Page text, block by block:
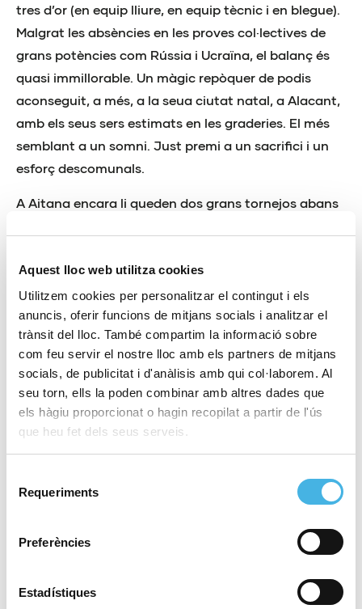
Aquest lloc web utilitza cookies
Utilitzem cookies per personalitzar el contingut i els
anuncis, oferir funcions de mitjans socials i analitzar el
trànsit del lloc. També compartim la informació sobre
com feu servir el nostre lloc amb els partners de mitjans
socials, de publicitat i d'anàlisis amb qui col·laborem. Al
seu torn, ells la poden combinar amb altres dades que
els hàgiu proporcionat o hagin recopilat a partir de l'ús
que heu fet dels seus serveis.
Requeriments
Preferències
Estadístiques
tres d’or (en equip lliure, en equip tècnic i en blegue).
Malgrat les absències en les proves col·lectives de
grans potències com Rússia i Ucraïna, el balanç és
quasi immillorable. Un màgic repòquer de podis
aconseguit, a més, a la seua ciutat natal, a Alacant,
amb els seus sers estimats en les graderies. El més
semblant a un somni. Just premi a un sacrifici i un
esforç descomunals.
A Aitana encara li queden dos grans tornejos abans
encara romandrà en 2023. En pocs dies, del 15 al 17
de juliol, disputarà el Campionat d’Espanya a
Sabadell. I, sobretot, a la fi d’agost, afrontarà el
Campionat del Món al Canadà. Dues noves
oportunitats per a demostrar que el seu creixement
no entrelluca ni límit ni sostre.